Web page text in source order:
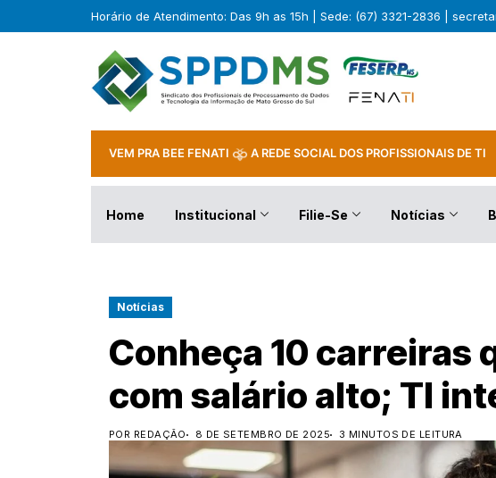
Horário de Atendimento: Das 9h as 15h | Sede: (67) 3321-2836 |
VEM PRA BEE FENATI A REDE SOCIAL DOS PROFISSIONAIS DE TI
Home Institucional Filie-Se Notícias
Notícias
Conheça 10 carreiras
com salário alto; TI
POR REDAÇÃO 8 DE SETEMBRO DE 2025 3 MINUTOS DE LEITURA